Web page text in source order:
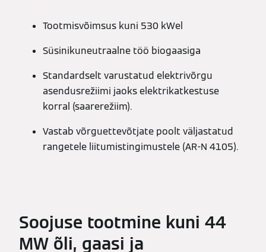
Tootmisvõimsus kuni 530 kWel
Süsinikuneutraalne töö biogaasiga
Standardselt varustatud elektrivõrgu
asendusrežiimi jaoks elektrikatkestuse
korral (saarerežiim).
Vastab võrguettevõtjate poolt väljastatud
rangetele liitumistingimustele (AR-N 4105).
Soojuse tootmine kuni 44
MW õli, gaasi ja